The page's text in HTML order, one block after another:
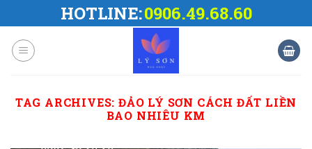
to
content
HOTLINE:0906.49.68.60
TAG ARCHIVES: ĐẢO LÝ SƠN CÁCH ĐẤT LIỀN
BAO NHIÊU KM